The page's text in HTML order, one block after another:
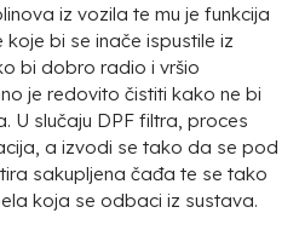
iz vozila te mu je funkcija
bi se inače ispustile iz
bi dobro radio i vršio
je redovito čistiti kako ne bi
U slučaju DPF filtra, proces
a izvodi se tako da se pod
sakupljena čađa te se tako
koja se odbaci iz sustava.